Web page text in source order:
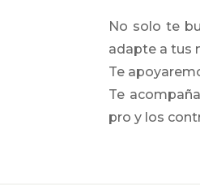
No solo te
adapte a tus
Te
Te
pro y los